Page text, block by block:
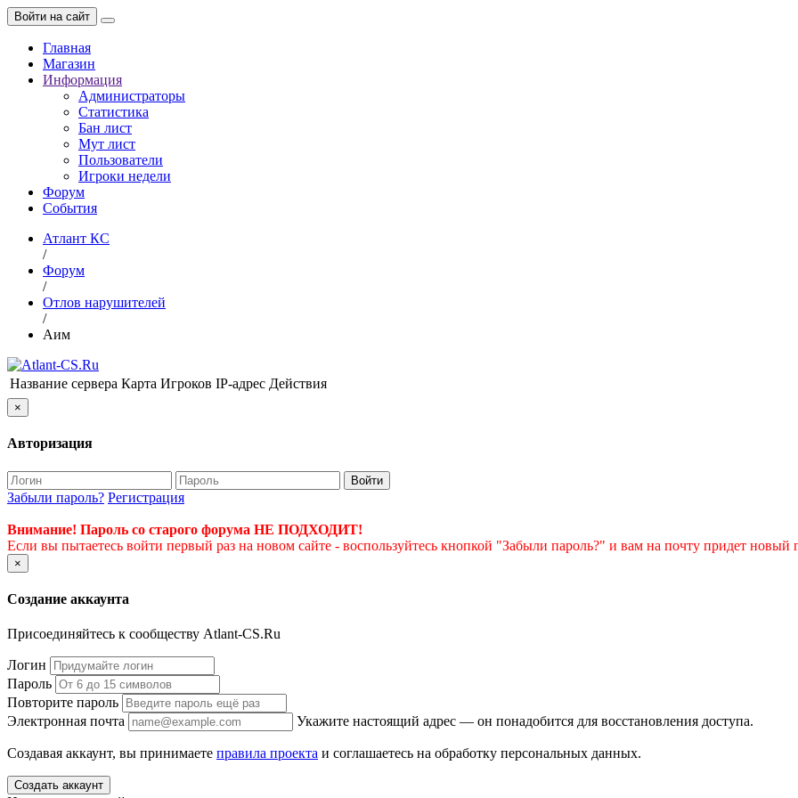
Войти на сайт
Главная
Магазин
Информация
Администраторы
Статистика
Бан лист
Мут лист
Пользователи
Игроки недели
Форум
События
Атлант КС
/
Форум
/
Отлов нарушителей
/
Аим
Название сервера Карта Игроков IP-адрес Действия
×
Авторизация
Войти
Забыли пароль? Регистрация
Внимание! Пароль со старого форума НЕ ПОДХОДИТ!
Если вы пытаетесь войти первый раз на новом сайте - воспользуйтесь кнопкой "Забыли пароль?" и вам на почту придет новый
×
Создание аккаунта
Присоединяйтесь к сообществу Atlant-CS.Ru
Логин
Пароль
Повторите пароль
Электронная почта
Укажите настоящий адрес — он понадобится для восстановления доступа.
Создавая аккаунт, вы принимаете правила проекта и соглашаетесь на обработку персональных данных.
Создать аккаунт